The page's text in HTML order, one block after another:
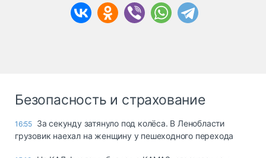
Безопасность и страхование
16:55 За секунду затянуло под колёса. В Ленобласти
грузовик наехал на женщину у пешеходного перехода